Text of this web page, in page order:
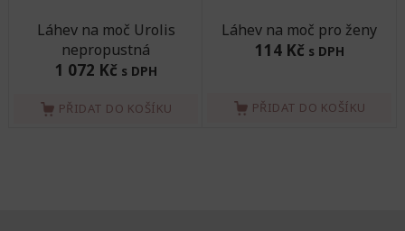
Láhev na moč Urolis
nepropustná
1 072 Kč s DPH
PŘIDAT DO KOŠÍKU
Láhev na moč pro ženy
114 Kč s DPH
PŘIDAT DO KOŠÍKU